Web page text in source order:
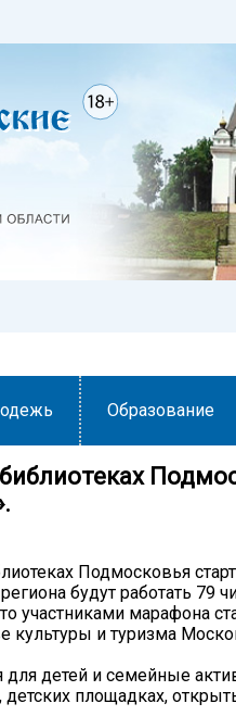
Образование
Подмосковья
будут работать
участниками марафона
культуры и туризма
детей и семейные
площадках,